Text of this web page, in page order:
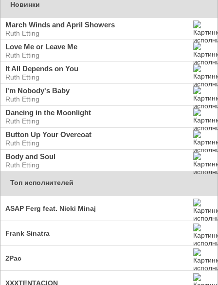
Новинки
March Winds and April Showers
Ruth Etting
Love Me or Leave Me
Ruth Etting
It All Depends on You
Ruth Etting
I'm Nobody's Baby
Ruth Etting
Dancing in the Moonlight
Ruth Etting
Button Up Your Overcoat
Ruth Etting
Body and Soul
Ruth Etting
Топ исполнителей
ASAP Ferg feat. Nicki Minaj
Frank Sinatra
2Pac
XXXTENTACION